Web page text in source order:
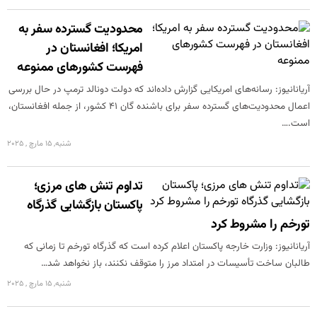
محدودیت گسترده سفر به
امریکا؛ افغانستان در
فهرست کشور‌های ممنوعه
آریانانیوز: رسانه‌های امریکایی گزارش داده‌اند که دولت دونالد ترمپ در حال بررسی
اعمال محدودیت‌های گسترده سفر برای باشنده گان ۴۱ کشور، از جمله افغانستان،
است.…
شنبه, 15 مارچ , 2025
تداوم تنش های مرزی؛
پاکستان بازگشایی گذرگاه
تورخم را مشروط کرد
آریانانیوز: وزارت خارجه پاکستان اعلام کرده است که گذرگاه تورخم تا زمانی که
طالبان ساخت تأسیسات در امتداد مرز را متوقف نکنند، باز نخواهد شد…
شنبه, 15 مارچ , 2025